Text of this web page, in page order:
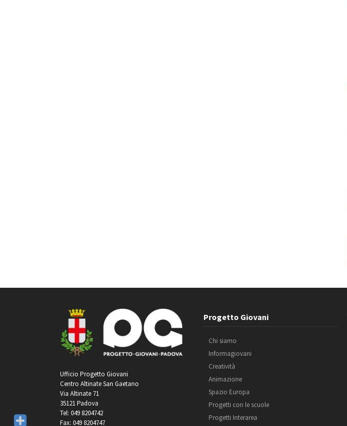
Ufficio Progetto Giovani
Centro Altinate San Gaetano
Via Altinate 71
35121 Padova
Tel: 049 8204742
Fax: 049 8204747
Progetto Giovani
Chi siamo
Informagiovani
Creatività
Animazione
Spazio Europa
Progetti con le scuole
Progetti Interarea